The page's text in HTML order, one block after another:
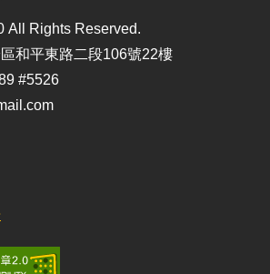
All Rights Reserved.
和平東路二段106號22樓
#5526